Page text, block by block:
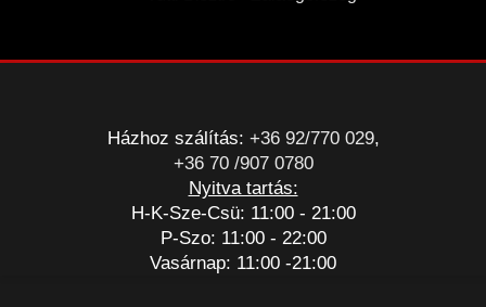
Házhoz szálítás: +36 92/770 029,
+36 70 /907 0780
Nyitva tartás:
H-K-Sze-Csü: 11:00 - 21:00
P-Szo: 11:00 - 22:00
Vasárnap: 11:00 -21:00